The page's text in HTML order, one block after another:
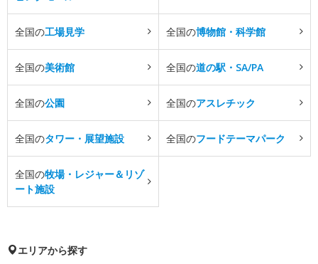
全国の工場見学 全国の博物館・科学館
全国の美術館 全国の道の駅・SA/PA
全国の公園 全国のアスレチック
全国のタワー・展望施設 全国のフードテーマパーク
全国の牧場・レジャー＆リゾ
ート施設
エリアから探す